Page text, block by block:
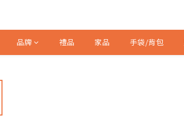
品牌 禮品 家品 手袋/背包